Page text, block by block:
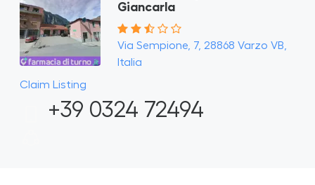
Giancarla
Via Sempione, 7, 28868 Varzo VB,
Italia
Claim Listing
+39 0324 72494